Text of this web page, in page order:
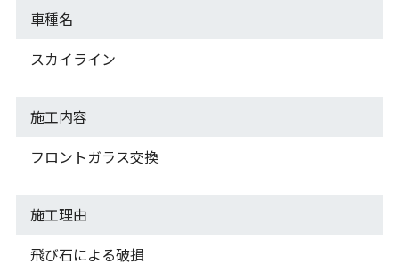
車種名
スカイライン
施工内容
フロントガラス交換
施工理由
飛び石による破損